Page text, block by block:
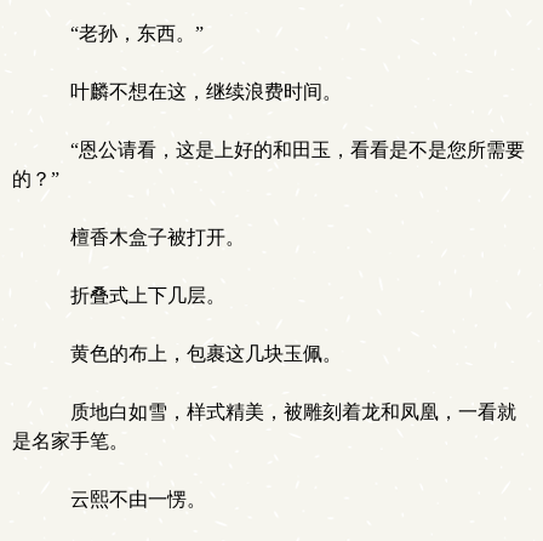
“老孙，东西。”
叶麟不想在这，继续浪费时间。
“恩公请看，这是上好的和田玉，看看是不是您所需要
的？”
檀香木盒子被打开。
折叠式上下几层。
黄色的布上，包裹这几块玉佩。
质地白如雪，样式精美，被雕刻着龙和凤凰，一看就
是名家手笔。
云熙不由一愣。